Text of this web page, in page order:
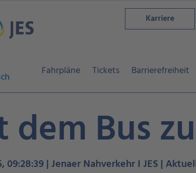
Karriere
Fahrpläne Tickets Barrierefreiheit
dem Bus
09:28:39 | Jenaer Nahverkehr I JES |